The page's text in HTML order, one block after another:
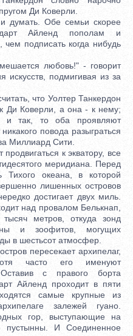
Ди Коверли.
Обе семьи скорее
Айленд пополам и
чем подписать когда нибудь
любовь!" - говорит
искусств, подмигивая из за
что Уолтер Танкердон
Ди Коверли, а она - к нему;
и так, то оба проявляют
повода разыграться
Миллиард Сити.
к экватору, все
меридиана. Перед
Тихого океана, в которой
лишенных островов
достигает двух миль.
над провалом Белькнап,
метров, откуда зонд
и зоофитов, могущих
в шестьсот атмосфер.
пересекает архипелаг,
часто его именуют
с правого борта
Айленд проходит в пяти
самые крупные из
залежей гуано.
гор, выступающие на
пустынны. И Соединенное